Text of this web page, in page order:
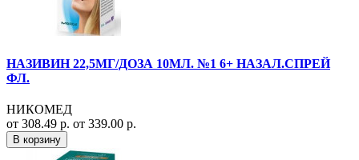
НАЗИВИН 22,5МГ/ДОЗА 10МЛ. №1 6+ НАЗАЛ.СПРЕЙ
ФЛ.
НИКОМЕД
от 308.49 р. от 339.00 р.
В корзину